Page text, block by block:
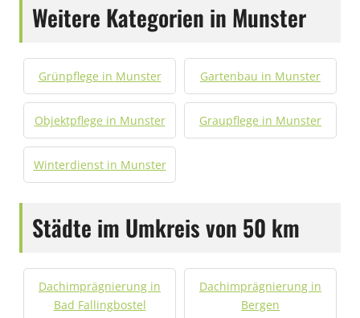
Weitere Kategorien in Munster
Grünpflege in Munster Gartenbau in Munster
Objektpflege in Munster Graupflege in Munster
Winterdienst in Munster
Städte im Umkreis von 50 km
Dachimprägnierung in
Bad Fallingbostel
Dachimprägnierung in
Bergen